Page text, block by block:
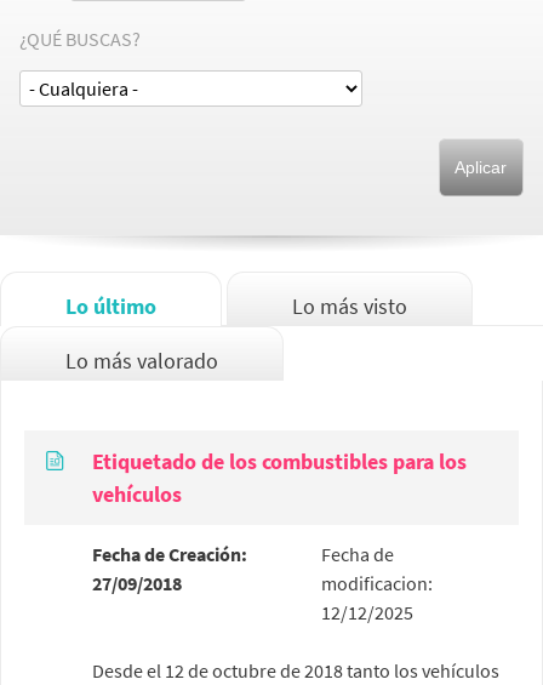
¿QUÉ BUSCAS?
Lo último Lo más visto
Lo más valorado
Etiquetado de los combustibles para los
vehículos
Fecha de Creación:
27/09/2018
Fecha de
modificacion:
12/12/2025
Desde el 12 de octubre de 2018 tanto los vehículos